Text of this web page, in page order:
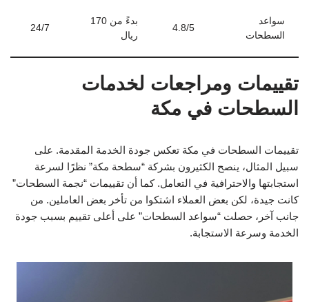
سواعد
السطحات
4.8/5
بدءً من 170
ريال
24/7
تقييمات ومراجعات لخدمات
السطحات في مكة
تقييمات السطحات في مكة تعكس جودة الخدمة المقدمة. على
سبيل المثال، ينصح الكثيرون بشركة “سطحة مكة” نظرًا لسرعة
استجابتها والاحترافية في التعامل. كما أن تقييمات “نجمة السطحات”
كانت جيدة، لكن بعض العملاء اشتكوا من تأخر بعض العاملين. من
جانب آخر، حصلت “سواعد السطحات” على أعلى تقييم بسبب جودة
الخدمة وسرعة الاستجابة.